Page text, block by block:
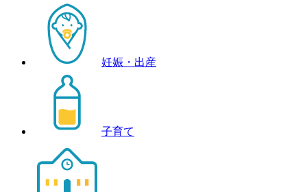
妊娠・出産
子育て